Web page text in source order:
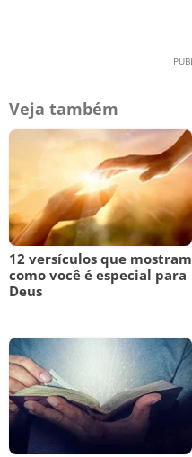
Veja também
12 versículos que mostram
como você é especial para
Deus